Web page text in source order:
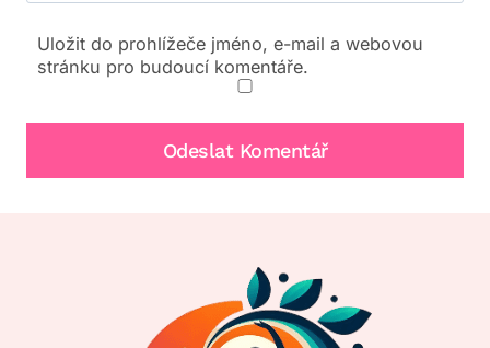
Uložit do prohlížeče jméno, e-mail a webovou
stránku pro budoucí komentáře.